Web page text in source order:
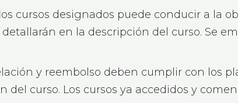
cursos designados puede conducir a la
en la descripción del curso. Se
y reembolso deben cumplir con los
curso. Los cursos ya accedidos y